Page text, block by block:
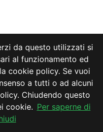
da questo utilizzati si
al funzionamento ed
cookie policy. Se vuoi
a tutti o ad alcuni
Chiudendo questo
cookie. Per saperne di